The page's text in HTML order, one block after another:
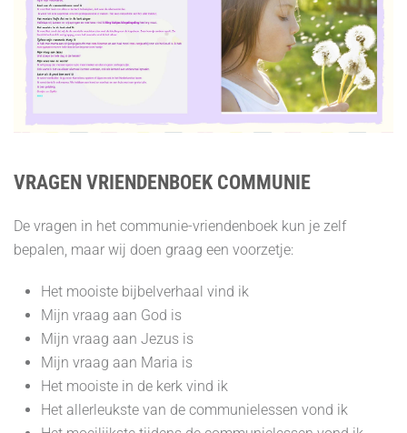
VRAGEN VRIENDENBOEK COMMUNIE
De vragen in het communie-vriendenboek kun je zelf
bepalen, maar wij doen graag een voorzetje:
Het mooiste bijbelverhaal vind ik
Mijn vraag aan God is
Mijn vraag aan Jezus is
Mijn vraag aan Maria is
Het mooiste in de kerk vind ik
Het allerleukste van de communielessen vond ik